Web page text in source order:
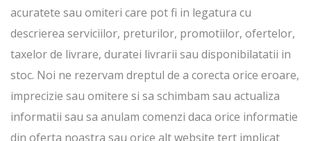
acuratete sau omiteri care pot fi in legatura cu
descrierea serviciilor, preturilor, promotiilor, ofertelor,
taxelor de livrare, duratei livrarii sau disponibilatatii in
stoc. Noi ne rezervam dreptul de a corecta orice eroare,
imprecizie sau omitere si sa schimbam sau actualiza
informatii sau sa anulam comenzi daca orice informatie
din oferta noastra sau orice alt website tert implicat